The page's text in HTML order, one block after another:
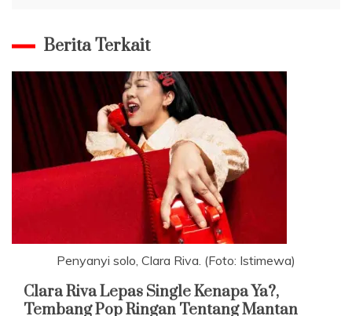
Berita Terkait
Penyanyi solo, Clara Riva. (Foto: Istimewa)
Clara Riva Lepas Single Kenapa Ya?,
Tembang Pop Ringan Tentang Mantan